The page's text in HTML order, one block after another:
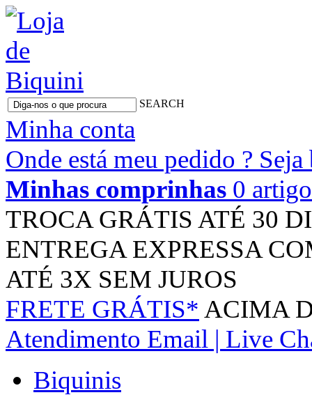
SEARCH
Minha conta
Onde está meu pedido ?
Minhas comprinhas 0
TROCA GRÁTIS ATÉ 30
ENTREGA EXPRESSA
ATÉ 3X SEM JUROS
FRETE GRÁTIS* ACIMA
Atendimento Email | Live
Biquinis